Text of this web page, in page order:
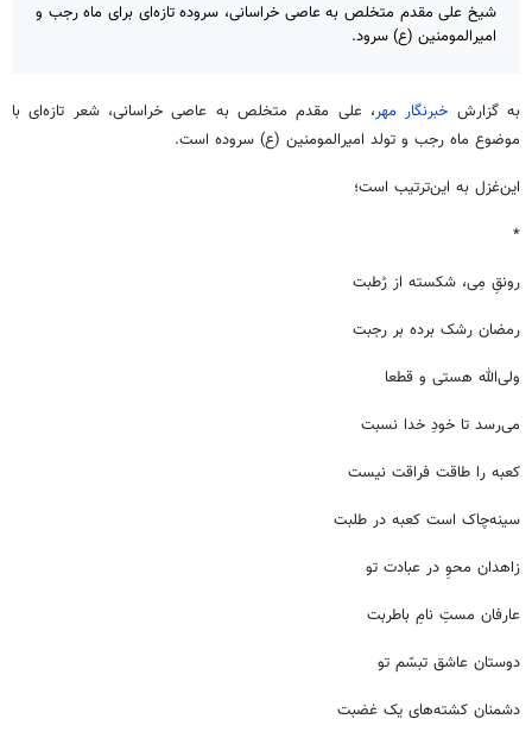
شیخ علی مقدم متخلص به عاصی خراسانی، سروده تازه‌ای برای ماه رجب و
امیرالمومنین (ع) سرود.
به گزارش خبرنگار مهر، علی مقدم متخلص به عاصی خراسانی، شعر تازه‌ای با
موضوع ماه رجب و تولد امیرالمومنین (ع) سروده است.
این‌غزل به این‌ترتیب است؛
*
رونقِ مِی، شکسته از رُطبت
رمضان رشک برده بر رجبت
ولی‌الله هستی و قطعا
می‌رسد تا خودِ خدا نسبت
کعبه را طاقت فراقت نیست
سینه‌چاک است کعبه در طلبت
زاهدان محوِ در عبادت تو
عارفان مستِ نام‌ِ باطربت
دوستان عاشق تبسّم تو
دشمنان کشته‌های یک غضبت